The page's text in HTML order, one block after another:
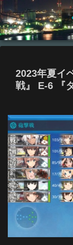
2023年夏イ
戦』 E-6 『